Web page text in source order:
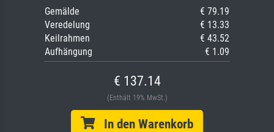
Gemälde
€ 79.19
Veredelung
€ 13.33
Keilrahmen
€ 43.52
Aufhängung
€ 1.09
€ 137.14
(Enthält 19% MwSt.)
In den Warenkorb